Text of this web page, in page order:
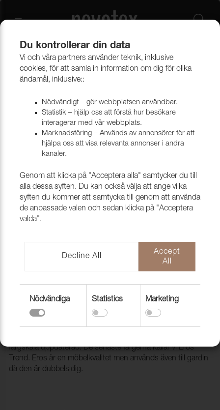
Beklädnadsmaterial Möbeltyger Alla möbeltyger
Tyg Eros 42 Ocean
1008342
färgskala uppdaterad. De senaste färgerna kallar vi Eros
Trend. Eros är en möbelkvalitet men används även till gardin
då den är dubbelsidig.
Du kontrollerar din data
Vi och våra partners använder teknik, inklusive
cookies, för att samla in information om dig för olika
ändamål, inklusive::
Nödvändigt – gör webbplatsen användbar.
Statistik – hjälp oss att förstå hur besökare
interagerar med vår webbplats.
Marknadsföring – Används av annonsörer för att
hjälpa oss att visa relevanta annonser i andra
kanaler.
Genom att klicka på "Acceptera alla" samtycker du till
alla dessa syften. Du kan också välja att ange vilka
syften du kommer att samtycka till genom att använda
de anpassade valen och sedan klicka på "Acceptera
valda".
Decline All
Accept
All
Nödvändiga Statistics Marketing